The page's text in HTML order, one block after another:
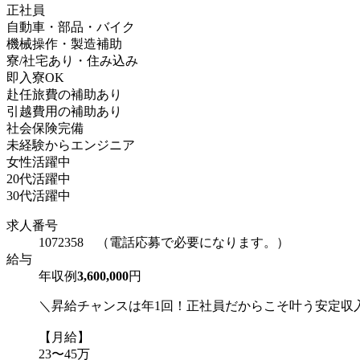
正社員
自動車・部品・バイク
機械操作・製造補助
寮/社宅あり・住み込み
即入寮OK
赴任旅費の補助あり
引越費用の補助あり
社会保険完備
未経験からエンジニア
女性活躍中
20代活躍中
30代活躍中
求人番号
1072358 （電話応募で必要になります。）
給与
年収例3,600,000円
＼昇給チャンスは年1回！正社員だからこそ叶う安定
【月給】
23〜45万